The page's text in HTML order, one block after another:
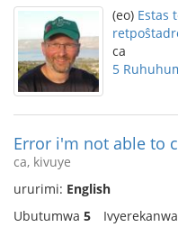
(eo) Estas
ca
5
Error i'm not able to
ca, kivuye
ururimi: English
Ubutumwa 5 Ivyerekanwa